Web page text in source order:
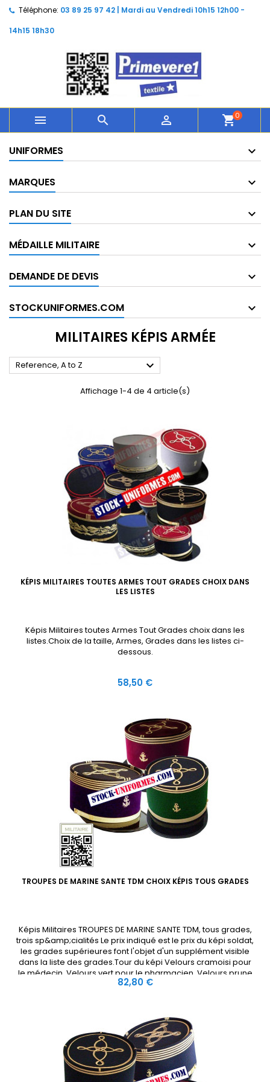
Téléphone: 03 89 25 97 42 | Mardi au Vendredi 10h15 12h00 -
14h15 18h30
   shopping_cart0
UNIFORMES
MARQUES
PLAN DU SITE
MÉDAILLE MILITAIRE
DEMANDE DE DEVIS
STOCKUNIFORMES.COM
MILITAIRES KÉPIS ARMÉE
Reference, A to Z 
Affichage 1-4 de 4 article(s)
KÉPIS MILITAIRES TOUTES ARMES TOUT GRADES CHOIX DANS
LES LISTES
Képis Militaires toutes Armes Tout Grades choix dans les
listes.Choix de la taille, Armes, Grades dans les listes ci-
dessous.
Prix
58,50 €
TROUPES DE MARINE SANTE TDM CHOIX KÉPIS TOUS GRADES
Képis Militaires TROUPES DE MARINE SANTE TDM, tous grades,
trois sp&amp;cialités Le prix indiqué est le prix du képi soldat,
les grades supérieures font l'objet d'un supplément visible
dans la liste des grades.Tour du képi Velours cramoisi pour
le médecin, Velours vert pour le pharmacien, Velours prune
pour le dentiste, dessus du képi drap noir, Ancre...
Prix
82,80 €